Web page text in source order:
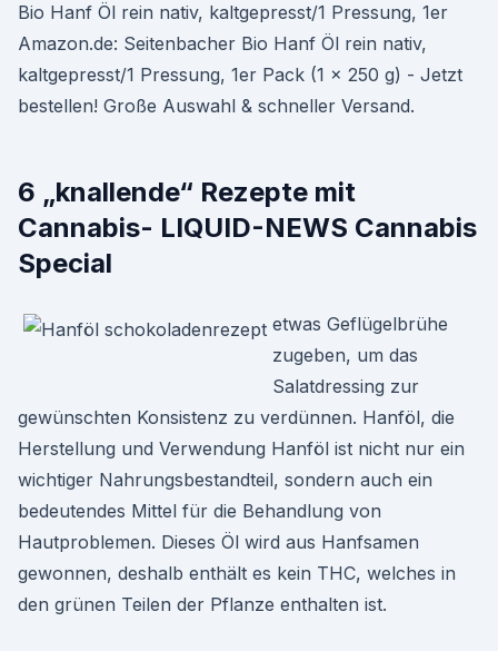
Bio Hanf Öl rein nativ, kaltgepresst/1 Pressung, 1er
Amazon.de: Seitenbacher Bio Hanf Öl rein nativ,
kaltgepresst/1 Pressung, 1er Pack (1 x 250 g) - Jetzt
bestellen! Große Auswahl & schneller Versand.
6 „knallende“ Rezepte mit
Cannabis- LIQUID-NEWS Cannabis
Special
etwas Geflügelbrühe
zugeben, um das
Salatdressing zur
gewünschten Konsistenz zu verdünnen. Hanföl, die
Herstellung und Verwendung Hanföl ist nicht nur ein
wichtiger Nahrungsbestandteil, sondern auch ein
bedeutendes Mittel für die Behandlung von
Hautproblemen. Dieses Öl wird aus Hanfsamen
gewonnen, deshalb enthält es kein THC, welches in
den grünen Teilen der Pflanze enthalten ist.